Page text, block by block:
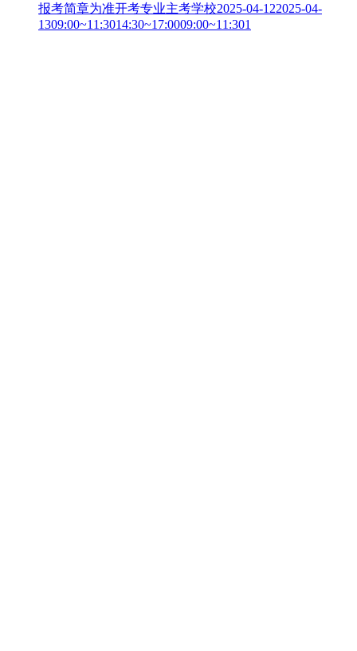
报考简章为准开考专业主考学校2025-04-122025-04-
1309:00~11:3014:30~17:0009:00~11:301